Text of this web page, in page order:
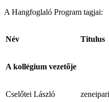
A Hangfoglaló Program tagjai:
Név Titulus
A kollégium vezetője
Cselőtei László